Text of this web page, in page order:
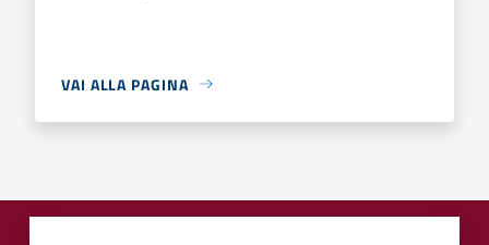
VAI ALLA PAGINA